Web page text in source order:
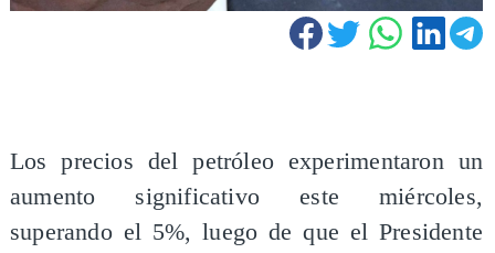
Los precios del petróleo experimentaron un
aumento significativo este miércoles,
superando el 5%, luego de que el Presidente